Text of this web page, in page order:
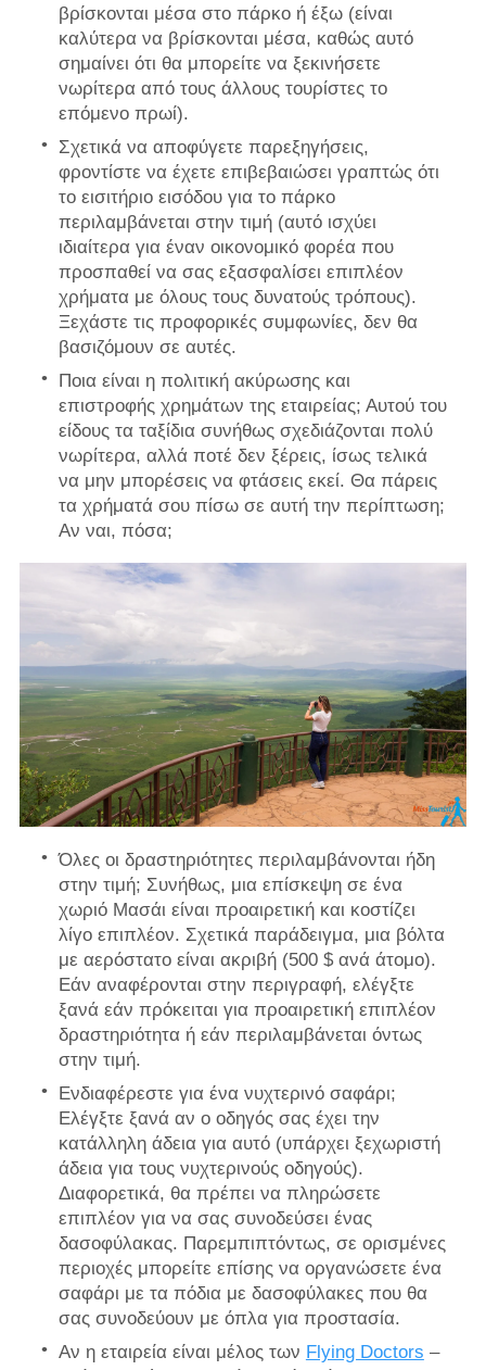
βρίσκονται μέσα στο πάρκο ή έξω (είναι
καλύτερα να βρίσκονται μέσα, καθώς αυτό
σημαίνει ότι θα μπορείτε να ξεκινήσετε
νωρίτερα από τους άλλους τουρίστες το
επόμενο πρωί).
Σχετικά να αποφύγετε παρεξηγήσεις,
φροντίστε να έχετε επιβεβαιώσει γραπτώς ότι
το εισιτήριο εισόδου για το πάρκο
περιλαμβάνεται στην τιμή (αυτό ισχύει
ιδιαίτερα για έναν οικονομικό φορέα που
προσπαθεί να σας εξασφαλίσει επιπλέον
χρήματα με όλους τους δυνατούς τρόπους).
Ξεχάστε τις προφορικές συμφωνίες, δεν θα
βασιζόμουν σε αυτές.
Ποια είναι η πολιτική ακύρωσης και
επιστροφής χρημάτων της εταιρείας; Αυτού του
είδους τα ταξίδια συνήθως σχεδιάζονται πολύ
νωρίτερα, αλλά ποτέ δεν ξέρεις, ίσως τελικά
να μην μπορέσεις να φτάσεις εκεί. Θα πάρεις
τα χρήματά σου πίσω σε αυτή την περίπτωση;
Αν ναι, πόσα;
Όλες οι δραστηριότητες περιλαμβάνονται ήδη
στην τιμή; Συνήθως, μια επίσκεψη σε ένα
χωριό Μασάι είναι προαιρετική και κοστίζει
λίγο επιπλέον. Σχετικά παράδειγμα, μια βόλτα
με αερόστατο είναι ακριβή (500 $ ανά άτομο).
Εάν αναφέρονται στην περιγραφή, ελέγξτε
ξανά εάν πρόκειται για προαιρετική επιπλέον
δραστηριότητα ή εάν περιλαμβάνεται όντως
στην τιμή.
Ενδιαφέρεστε για ένα νυχτερινό σαφάρι;
Ελέγξτε ξανά αν ο οδηγός σας έχει την
κατάλληλη άδεια για αυτό (υπάρχει ξεχωριστή
άδεια για τους νυχτερινούς οδηγούς).
Διαφορετικά, θα πρέπει να πληρώσετε
επιπλέον για να σας συνοδεύσει ένας
δασοφύλακας. Παρεμπιπτόντως, σε ορισμένες
περιοχές μπορείτε επίσης να οργανώσετε ένα
σαφάρι με τα πόδια με δασοφύλακες που θα
σας συνοδεύουν με όπλα για προστασία.
Αν η εταιρεία είναι μέλος των Flying Doctors –